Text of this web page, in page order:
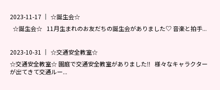
2023-11-17
☆誕生会☆
☆誕生会☆ 11月生まれのお友だちの誕生会がありました♡ 音楽と拍手...
2023-10-31
☆交通安全教室☆
☆交通安全教室☆ 園庭で交通安全教室がありました‼ 様々なキャラクター
が出てきて交通ルー...
未就園児教室のご案内
親子教室にこにこキッズ（1・2歳児）